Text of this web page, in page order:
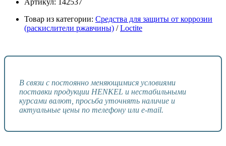
Товар из категории: Средства для защиты от коррозии
(раскислители ржавчины) / Loctite
В связи с постоянно меняющимися условиями
поставки продукции HENKEL и нестабильными
курсами валют, просьба уточнять наличие и
актуальные цены по телефону или e-mail.